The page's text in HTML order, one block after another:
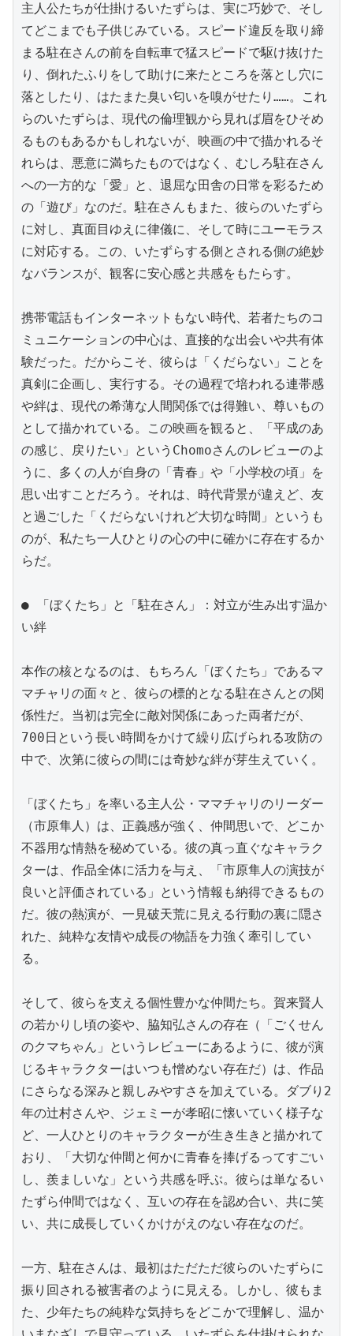
主人公たちが仕掛けるいたずらは、実に巧妙で、そし
てどこまでも子供じみている。スピード違反を取り締
まる駐在さんの前を自転車で猛スピードで駆け抜けた
り、倒れたふりをして助けに来たところを落とし穴に
落としたり、はたまた臭い匂いを嗅がせたり……。これ
らのいたずらは、現代の倫理観から見れば眉をひそめ
るものもあるかもしれないが、映画の中で描かれるそ
れらは、悪意に満ちたものではなく、むしろ駐在さん
への一方的な「愛」と、退屈な田舎の日常を彩るため
の「遊び」なのだ。駐在さんもまた、彼らのいたずら
に対し、真面目ゆえに律儀に、そして時にユーモラス
に対応する。この、いたずらする側とされる側の絶妙
なバランスが、観客に安心感と共感をもたらす。
携帯電話もインターネットもない時代、若者たちのコ
ミュニケーションの中心は、直接的な出会いや共有体
験だった。だからこそ、彼らは「くだらない」ことを
真剣に企画し、実行する。その過程で培われる連帯感
や絆は、現代の希薄な人間関係では得難い、尊いもの
として描かれている。この映画を観ると、「平成のあ
の感じ、戻りたい」というChomoさんのレビューのよ
うに、多くの人が自身の「青春」や「小学校の頃」を
思い出すことだろう。それは、時代背景が違えど、友
と過ごした「くだらないけれど大切な時間」というも
のが、私たち一人ひとりの心の中に確かに存在するか
らだ。
● 「ぼくたち」と「駐在さん」：対立が生み出す温か
い絆
本作の核となるのは、もちろん「ぼくたち」であるマ
マチャリの面々と、彼らの標的となる駐在さんとの関
係性だ。当初は完全に敵対関係にあった両者だが、
700日という長い時間をかけて繰り広げられる攻防の
中で、次第に彼らの間には奇妙な絆が芽生えていく。
「ぼくたち」を率いる主人公・ママチャリのリーダー
（市原隼人）は、正義感が強く、仲間思いで、どこか
不器用な情熱を秘めている。彼の真っ直ぐなキャラク
ターは、作品全体に活力を与え、「市原隼人の演技が
良いと評価されている」という情報も納得できるもの
だ。彼の熱演が、一見破天荒に見える行動の裏に隠さ
れた、純粋な友情や成長の物語を力強く牽引してい
る。
そして、彼らを支える個性豊かな仲間たち。賀来賢人
の若かりし頃の姿や、脇知弘さんの存在（「ごくせん
のクマちゃん」というレビューにあるように、彼が演
じるキャラクターはいつも憎めない存在だ）は、作品
にさらなる深みと親しみやすさを加えている。ダブり2
年の辻村さんや、ジェミーが孝昭に懐いていく様子な
ど、一人ひとりのキャラクターが生き生きと描かれて
おり、「大切な仲間と何かに青春を捧げるってすごい
し、羨ましいな」という共感を呼ぶ。彼らは単なるい
たずら仲間ではなく、互いの存在を認め合い、共に笑
い、共に成長していくかけがえのない存在なのだ。
一方、駐在さんは、最初はただただ彼らのいたずらに
振り回される被害者のように見える。しかし、彼もま
た、少年たちの純粋な気持ちをどこかで理解し、温か